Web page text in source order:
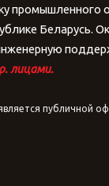
промышленного
Беларусь.
лицами.
публичной